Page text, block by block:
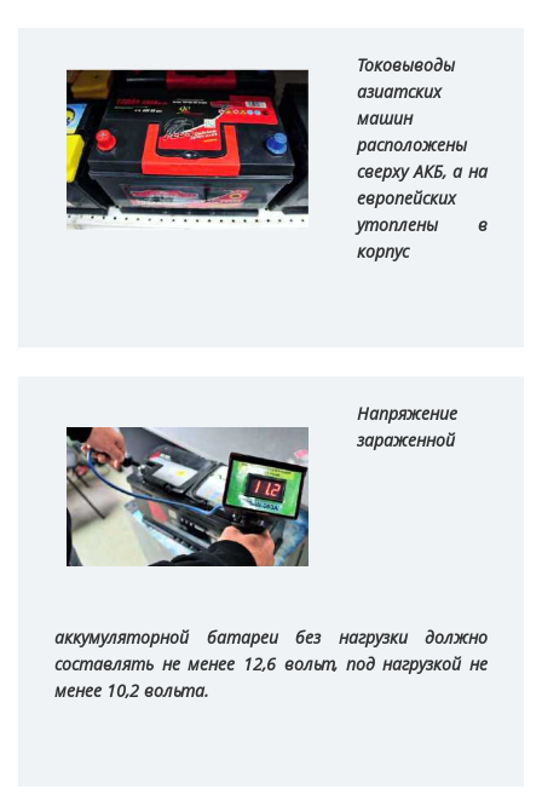
Токовыводы
азиатских
машин
расположены
сверху АКБ, а на
европейских
утоплены в
корпус
Напряжение
зараженной
аккумуляторной батареи без нагрузки должно
составлять не менее 12,6 вольт, под нагрузкой не
менее 10,2 вольта.